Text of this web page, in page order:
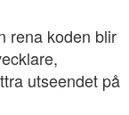
rena koden blir
utseendet på